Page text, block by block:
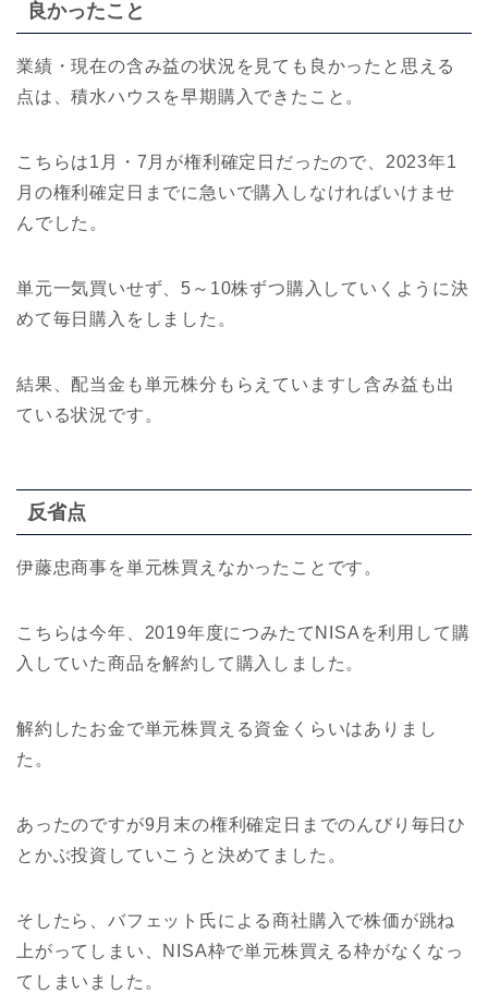
良かったこと
業績・現在の含み益の状況を見ても良かったと思える
点は、積水ハウスを早期購入できたこと。
こちらは1月・7月が権利確定日だったので、2023年1
月の権利確定日までに急いで購入しなければいけませ
んでした。
単元一気買いせず、5～10株ずつ購入していくように決
めて毎日購入をしました。
結果、配当金も単元株分もらえていますし含み益も出
ている状況です。
反省点
伊藤忠商事を単元株買えなかったことです。
こちらは今年、2019年度につみたてNISAを利用して購
入していた商品を解約して購入しました。
解約したお金で単元株買える資金くらいはありまし
た。
あったのですが9月末の権利確定日までのんびり毎日ひ
とかぶ投資していこうと決めてました。
そしたら、バフェット氏による商社購入で株価が跳ね
上がってしまい、NISA枠で単元株買える枠がなくなっ
てしまいました。